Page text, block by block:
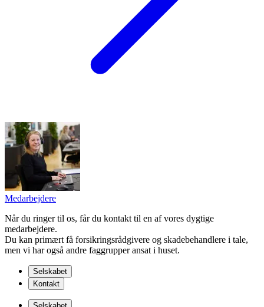
Medarbejdere
Når du ringer til os, får du kontakt til en af vores dygtige
medarbejdere.
Du kan primært få forsikringsrådgivere og skadebehandlere i tale,
men vi har også andre faggrupper ansat i huset.
Selskabet
Kontakt